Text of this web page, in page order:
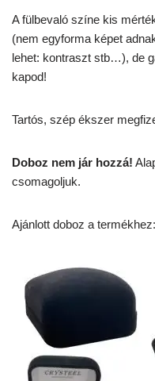
A fülbevaló színe kis
(nem egyforma képet
lehet: kontraszt stb…), de
kapod!
Tartós, szép ékszer
Doboz nem jár hozzá!
csomagoljuk.
Ajánlott doboz a termékhez: